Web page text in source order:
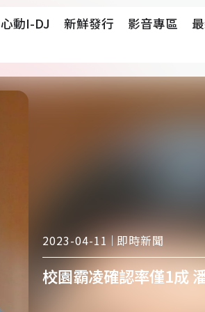
心動i-DJ 新鮮發行 影音專區
2023-04-11 即時新聞
校園霸凌確認率僅1成